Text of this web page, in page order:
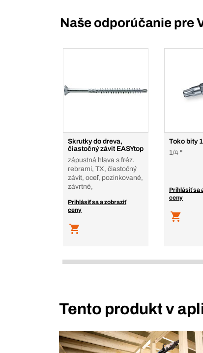
Naše odporúčanie pre
Skrutky do dreva,
čiastočný závit EASYtop
zápustná hlava s fréz.
rebrami, TX, čiastočný
závit, oceľ, pozinkované,
závrtné,
Prihlásiť sa a zobraziť
ceny
Toko bity
1/4 "
Prihlásiť sa
ceny
Tento produkt v